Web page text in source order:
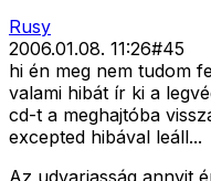
Rusy
2006.01.08. 11:26#45
hi én meg nem tudom
valami hibát ír ki a
cd-t a meghajtóba
excepted hibával leáll...